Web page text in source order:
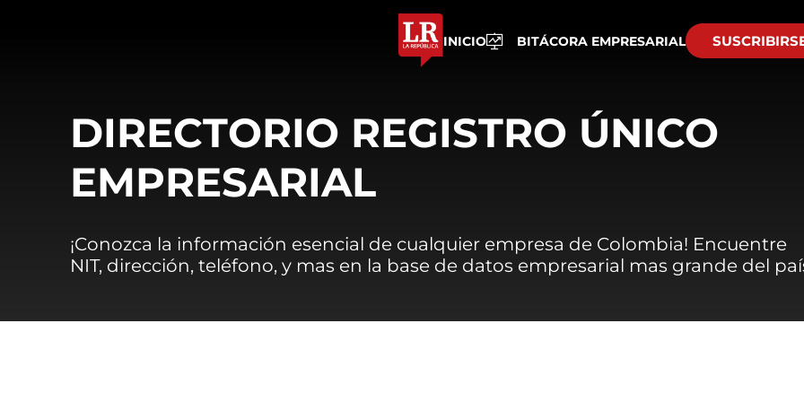
INICIO BITÁCORA EMPRESARIAL
DIRECTORIO REGISTRO ÚNICO
EMPRESARIAL
¡Conozca la información esencial de cualquier empresa de Colombia! Encuentre
NIT, dirección, teléfono, y mas en la base de datos empresarial mas grande del